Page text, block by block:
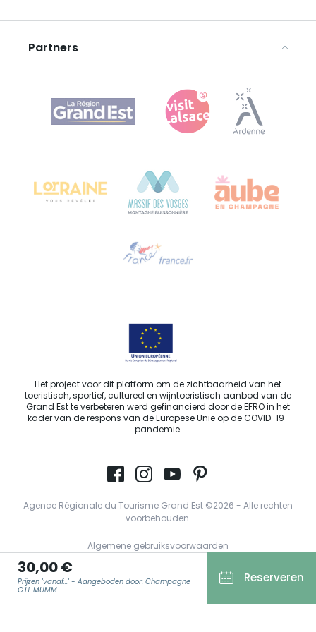
30,00 €
Prijzen 'vanaf...' - Aangeboden door: Champagne
G.H. MUMM
Reserveren
Disclaimer
Agence Régionale du Tourisme Grand Est
Bureau de Colmar (hoofdkantoor)
Stuur ons een e-mail
Partners
Het project voor dit platform om de zichtbaarheid van het
toeristisch, sportief, cultureel en wijntoeristisch aanbod van de
Grand Est te verbeteren werd gefinancierd door de EFRO in het
kader van de respons van de Europese Unie op de COVID-19-
pandemie.
Agence Régionale du Tourisme Grand Est ©2026 - Alle rechten
voorbehouden.
Algemene gebruiksvoorwaarden
Privacyverklaring